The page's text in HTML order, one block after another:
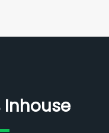
Inhouse